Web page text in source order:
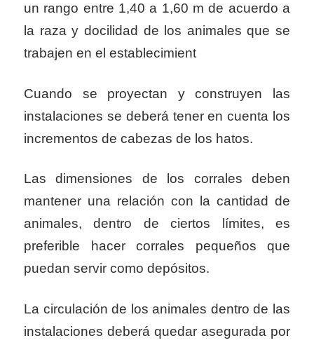
un rango entre 1,40 a 1,60 m de acuerdo a
la raza y docilidad de los animales que se
trabajen en el establecimient
Cuando se proyectan y construyen las
instalaciones se deberá tener en cuenta los
incrementos de cabezas de los hatos.
Las dimensiones de los corrales deben
mantener una relación con la cantidad de
animales, dentro de ciertos límites, es
preferible hacer corrales pequeños que
puedan servir como depósitos.
La circulación de los animales dentro de las
instalaciones deberá quedar asegurada por